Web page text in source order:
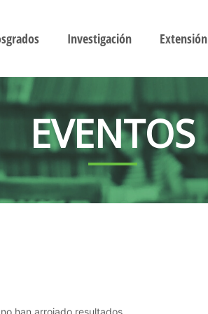
Investigación Extensión
EVENTOS
han arrojado resultados